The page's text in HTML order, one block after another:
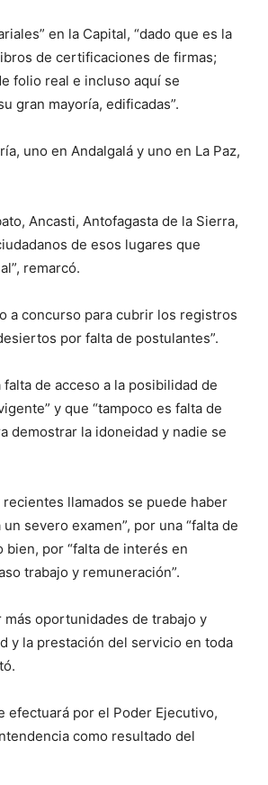
en la Capital, “dado que es la
de certificaciones de firmas;
folio real e incluso aquí se
gran mayoría, edificadas”.
uno en Andalgalá y uno en La Paz,
Ancasti, Antofagasta de la Sierra,
de esos lugares que
remarcó.
a concurso para cubrir los registros
por falta de postulantes”.
de acceso a la posibilidad de
y que “tampoco es falta de
demostrar la idoneidad y nadie se
llamados se puede haber
severo examen”, por una “falta de
por “falta de interés en
trabajo y remuneración”.
oportunidades de trabajo y
y la prestación del servicio en toda
efectuará por el Poder Ejecutivo,
como resultado del